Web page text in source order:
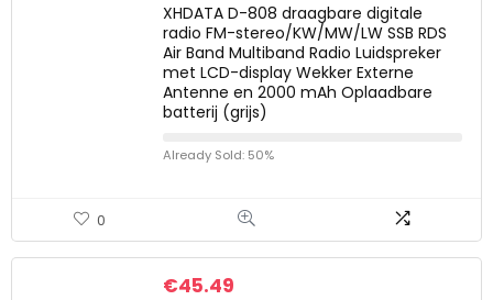
XHDATA D-808 draagbare digitale
radio FM-stereo/KW/MW/LW SSB RDS
Air Band Multiband Radio Luidspreker
met LCD-display Wekker Externe
Antenne en 2000 mAh Oplaadbare
batterij (grijs)
Already Sold: 50%
0
€45.49